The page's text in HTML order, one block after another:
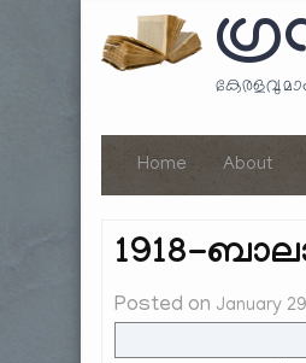
Home About
1918-
Posted on January